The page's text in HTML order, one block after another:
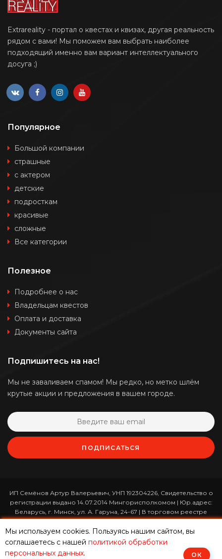
Extrareality - портал о квестах и квизах, другая реальность
рядом с вами! Мы поможем вам выбрать наиболее
подходящий именно вам вариант интеллектуального
досуга ;)
Популярное
Большой компании
страшные
с актером
детские
подросткам
красивые
сложные
Все категории
Полезное
Подробнее о нас
Владельцам квестов
Оплата и доставка
Документы сайта
Подпишитесь на нас!
Мы не заваливаем спамом! Мы редко, но метко шлём
крутые акции и предложения в вашем городе.
ПОДПИСАТЬСЯ
ИП Семёнов Артур Валерьевич, УНП 192304226, Свидетельство о
регистрации выдано 14.07.2014 Мингорисполкомом | Юр.адрес:
Беларусь, г. Минск, ул. А. Гаруна, 24-67 | В торговом реестре
зарегистрирован 26.01.2017 за номером 365820 | Режим работы:
ежедневно с 10:00 до 19:00 (приём заказов онлайн -
круглосуточно)
Мы используем cookies. Пользуясь нашим сайтом, вы
соглашаетесь с нашей политикой обработки
персональных данных. ОК